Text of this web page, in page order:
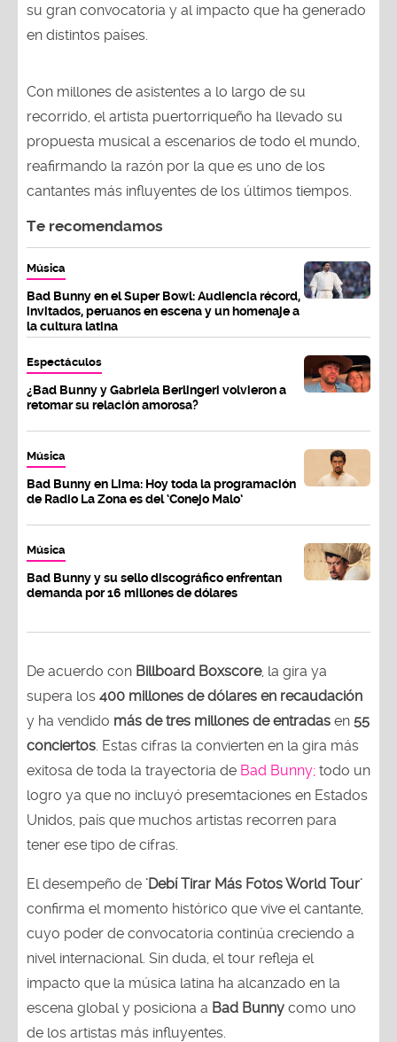
su gran convocatoria y al impacto que ha generado
en distintos países.
Con millones de asistentes a lo largo de su
recorrido, el artista puertorriqueño ha llevado su
propuesta musical a escenarios de todo el mundo,
reafirmando la razón por la que es uno de los
cantantes más influyentes de los últimos tiempos.
Te recomendamos
Música
Bad Bunny en el Super Bowl: Audiencia récord,
invitados, peruanos en escena y un homenaje a
la cultura latina
Espectáculos
¿Bad Bunny y Gabriela Berlingeri volvieron a
retomar su relación amorosa?
Música
Bad Bunny en Lima: Hoy toda la programación
de Radio La Zona es del ‘Conejo Malo’
Música
Bad Bunny y su sello discográfico enfrentan
demanda por 16 millones de dólares
De acuerdo con Billboard Boxscore, la gira ya
supera los 400 millones de dólares en recaudación
y ha vendido más de tres millones de entradas en 55
conciertos. Estas cifras la convierten en la gira más
exitosa de toda la trayectoria de Bad Bunny; todo un
logro ya que no incluyó presemtaciones en Estados
Unidos, país que muchos artistas recorren para
tener ese tipo de cifras.
El desempeño de 'Debí Tirar Más Fotos World Tour'
confirma el momento histórico que vive el cantante,
cuyo poder de convocatoria continúa creciendo a
nivel internacional. Sin duda, el tour refleja el
impacto que la música latina ha alcanzado en la
escena global y posiciona a Bad Bunny como uno
de los artistas más influyentes.